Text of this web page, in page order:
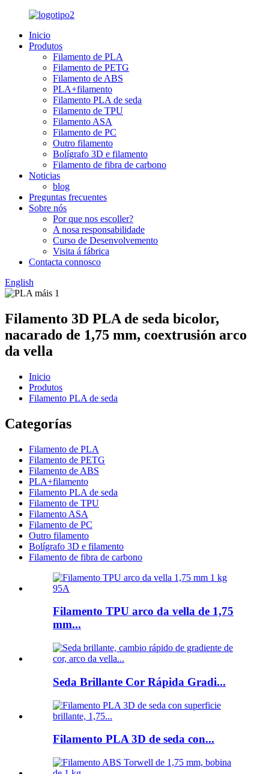
Inicio
Produtos
Filamento de PLA
Filamento de PETG
Filamento de ABS
PLA+filamento
Filamento PLA de seda
Filamento de TPU
Filamento ASA
Filamento de PC
Outro filamento
Bolígrafo 3D e filamento
Filamento de fibra de carbono
Noticias
blog
Preguntas frecuentes
Sobre nós
Por que nos escoller?
A nosa responsabilidade
Curso de Desenvolvemento
Visita á fábrica
Contacta connosco
English
Filamento 3D PLA de seda bicolor,
nacarado de 1,75 mm, coextrusión arco
da vella
Inicio
Produtos
Filamento PLA de seda
Categorías
Filamento de PLA
Filamento de PETG
Filamento de ABS
PLA+filamento
Filamento PLA de seda
Filamento de TPU
Filamento ASA
Filamento de PC
Outro filamento
Bolígrafo 3D e filamento
Filamento de fibra de carbono
Filamento TPU arco da vella de 1,75
mm...
Seda Brillante Cor Rápida Gradi...
Filamento PLA 3D de seda con...